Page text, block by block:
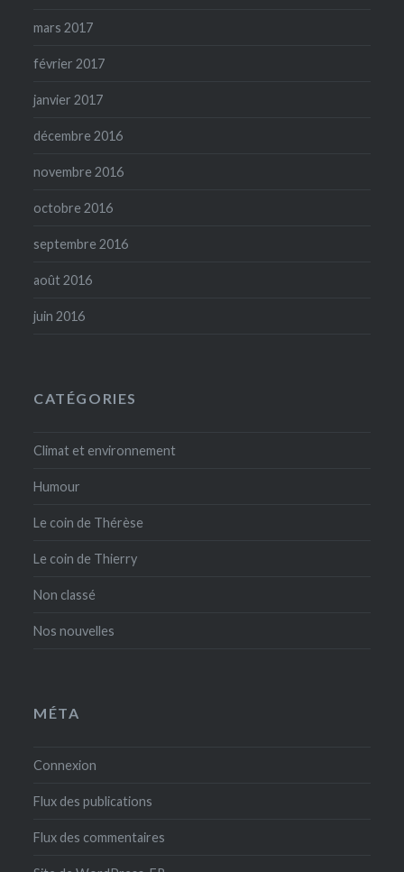
mars 2017
février 2017
janvier 2017
décembre 2016
novembre 2016
octobre 2016
septembre 2016
août 2016
juin 2016
CATÉGORIES
Climat et environnement
Humour
Le coin de Thérèse
Le coin de Thierry
Non classé
Nos nouvelles
MÉTA
Connexion
Flux des publications
Flux des commentaires